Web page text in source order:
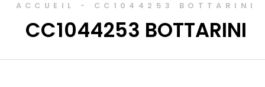
ACCUEIL - CC1044253 BOTTARINI
CC1044253 BOTTARINI